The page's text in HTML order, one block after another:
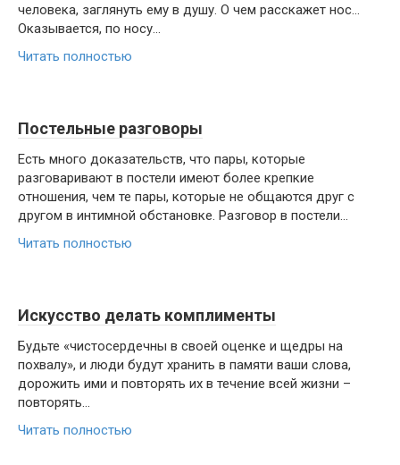
человека, заглянуть ему в душу. О чем расскажет нос…
Оказывается, по носу...
Читать полностью
Постельные разговоры
Есть много доказательств, что пары, которые
разговаривают в постели имеют более крепкие
отношения, чем те пары, которые не общаются друг с
другом в интимной обстановке. Разговор в постели...
Читать полностью
Искусство делать комплименты
Будьте «чистосердечны в своей оценке и щедры на
похвалу», и люди будут хранить в памяти ваши слова,
дорожить ими и повторять их в течение всей жизни –
повторять...
Читать полностью